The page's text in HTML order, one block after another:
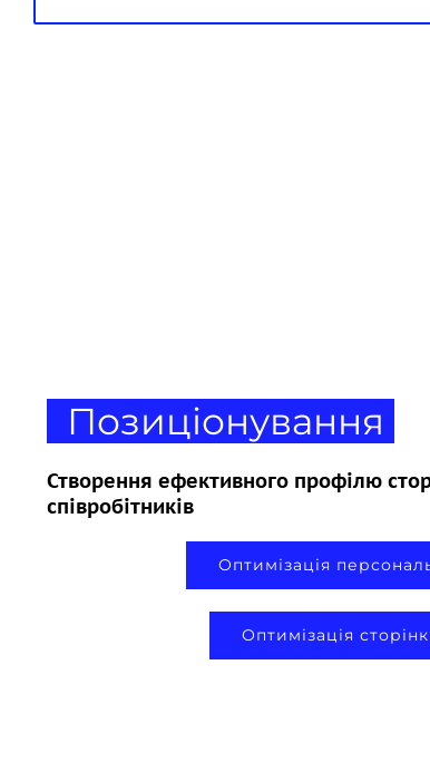
Позиціонування
Створення ефективного профілю
співробітників
Оптимізація
Оптимізація